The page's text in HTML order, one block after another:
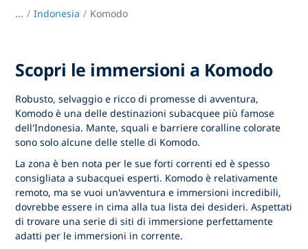
... / Indonesia Komodo
Scopri le immersioni a Komodo
Robusto, selvaggio e ricco di promesse di avventura,
Komodo è una delle destinazioni subacquee più famose
dell'Indonesia. Mante, squali e barriere coralline colorate
sono solo alcune delle stelle di Komodo.
La zona è ben nota per le sue forti correnti ed è spesso
consigliata a subacquei esperti. Komodo è relativamente
remoto, ma se vuoi un'avventura e immersioni incredibili,
dovrebbe essere in cima alla tua lista dei desideri. Aspettati
di trovare una serie di siti di immersione perfettamente
adatti per le immersioni in corrente.